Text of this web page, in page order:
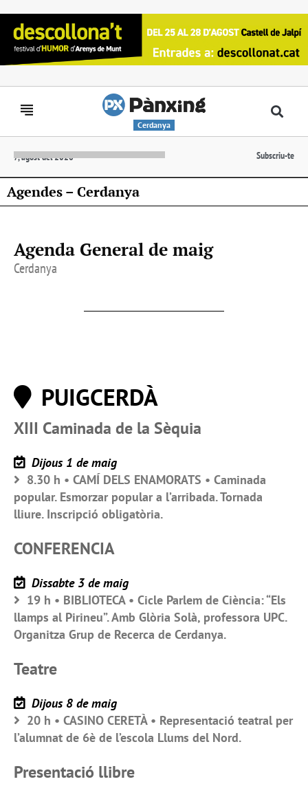
Cerdanya
7, agost del 2026 Subscriu-te
Agendes – Cerdanya
Agenda General de maig
Cerdanya
PUIGCERDÀ
XIII Caminada de la Sèquia
Dijous 1 de maig
8.30 h • CAMÍ DELS ENAMORATS • Caminada
popular. Esmorzar popular a l’arribada. Tornada
lliure. Inscripció obligatòria.
CONFERENCIA
Dissabte 3 de maig
19 h • BIBLIOTECA • Cicle Parlem de Ciència: “Els
llamps al Pirineu”. Amb Glòria Solà, professora UPC.
Organitza Grup de Recerca de Cerdanya.
Teatre
Dijous 8 de maig
20 h • CASINO CERETÀ • Representació teatral per
l’alumnat de 6è de l’escola Llums del Nord.
Presentació llibre